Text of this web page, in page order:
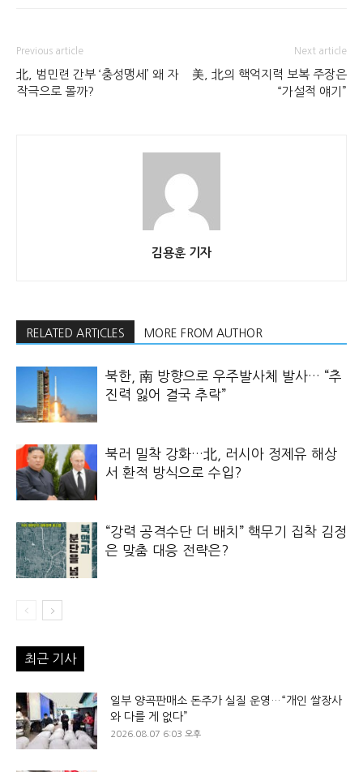
Previous article
北, 범민련 간부 ‘충성맹세’ 왜 자
작극으로 몰까?
Next article
美, 北의 핵억지력 보복 주장은
“가설적 얘기”
김용훈 기자
RELATED ARTICLES MORE FROM AUTHOR
북한, 南 방향으로 우주발사체 발사… “추
진력 잃어 결국 추락”
북러 밀착 강화…北, 러시아 정제유 해상
서 환적 방식으로 수입?
“강력 공격수단 더 배치” 핵무기 집착 김정
은 맞춤 대응 전략은?
최근 기사
일부 양곡판매소 돈주가 실질 운영…“개인 쌀장사
와 다를 게 없다”
2026.08.07 6:03 오후